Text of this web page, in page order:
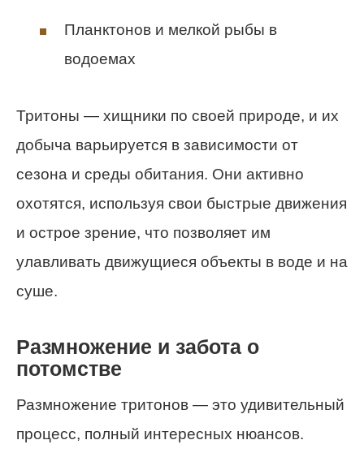
Планктонов и мелкой рыбы в
водоемах
Тритоны — хищники по своей природе, и их
добыча варьируется в зависимости от
сезона и среды обитания. Они активно
охотятся, используя свои быстрые движения
и острое зрение, что позволяет им
улавливать движущиеся объекты в воде и на
суше.
Размножение и забота о
потомстве
Размножение тритонов — это удивительный
процесс, полный интересных нюансов.